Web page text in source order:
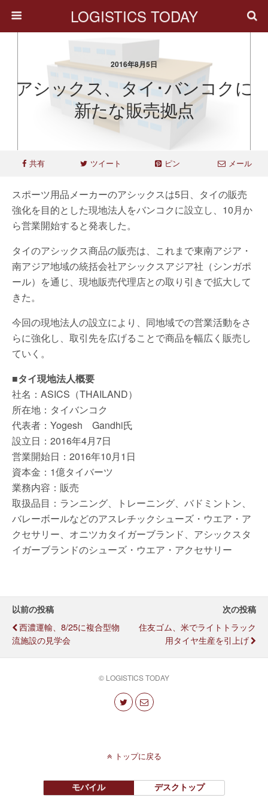
LOGISTICS TODAY
2016年8月5日
アシックス、タイ･バンコクに
新たな販売拠点
共有 ツイート ピン メール
スポーツ用品メーカーのアシックスは5日、タイの販売
強化を目的とした現地法人をバンコクに設立し、10月か
ら営業開始すると発表した。
タイのアシックス商品の販売は、これまで東南アジア・
南アジア地域の統括会社アシックスアジア社（シンガポ
ール）を通じ、現地販売代理店との取り引きで拡大して
きた。
今回の現地法人の設立により、同地域での営業活動をさ
らに強化し、取引先を広げることで商品を幅広く販売し
ていく。
■タイ現地法人概要
社名：ASICS（THAILAND）
所在地：タイバンコク
代表者：Yogesh Gandhi氏
設立日：2016年4月7日
営業開始日：2016年10月1日
資本金：1億タイバーツ
業務内容：販売
取扱品目：ランニング、トレーニング、バドミントン、
バレーボールなどのアスレチックシューズ・ウエア・ア
クセサリー、オニツカタイガーブランド、アシックスタ
イガーブランドのシューズ・ウエア・アクセサリー
以前の投稿
西濃運輸、8/25に複合型物
流施設の見学会
次の投稿
住友ゴム、米でライトトラック
用タイヤ生産を引上げ
© LOGISTICS TODAY
トップに戻る
モバイル デスクトップ